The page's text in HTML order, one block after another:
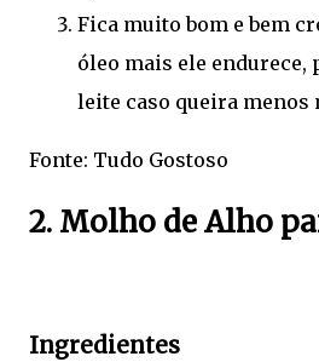
Fica muito bom e bem
óleo mais ele
leite caso queira menos
Fonte: Tudo Gostoso
2. Molho de Alho
Ingredientes